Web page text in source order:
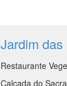
Jardim das
Restaurante
Calçada do